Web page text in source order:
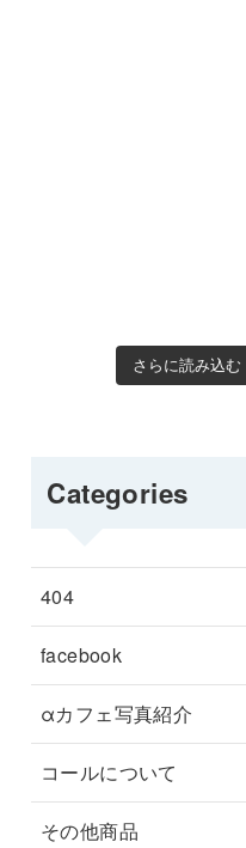
さらに読み込む
Categories
404
facebook
αカフェ写真紹介
コールについて
その他商品